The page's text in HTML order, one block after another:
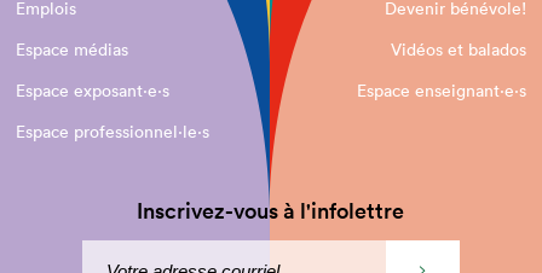
Emplois
Devenir bénévole!
Espace médias
Vidéos et balados
Espace exposant·e⋅s
Espace enseignant·e⋅s
Espace professionnel·le⋅s
Inscrivez-vous à l'infolettre